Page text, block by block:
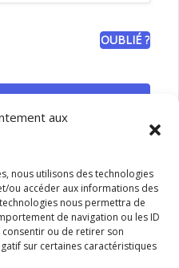
aux
nous utilisons des technologies
ou accéder aux informations des
nous permettra de
de navigation ou les ID
consentir ou de retirer son
sur certaines caractéristiques
OUBLIÉ ?
- Tous droits réservés.